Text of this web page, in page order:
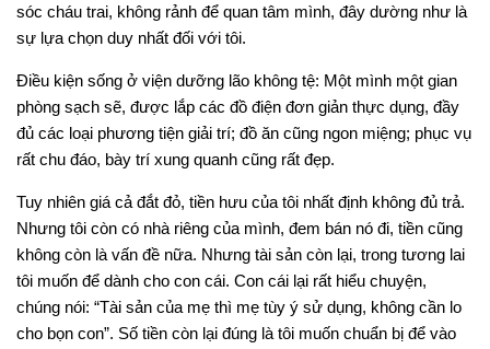
sóc cháu trai, không rảnh để quan tâm mình, đây dường như là
sự lựa chọn duy nhất đối với tôi.
Điều kiện sống ở viện dưỡng lão không tệ: Một mình một gian
phòng sạch sẽ, được lắp các đồ điện đơn giản thực dụng, đầy
đủ các loại phương tiện giải trí; đồ ăn cũng ngon miệng; phục vụ
rất chu đáo, bày trí xung quanh cũng rất đẹp.
Tuy nhiên giá cả đắt đỏ, tiền hưu của tôi nhất định không đủ trả.
Nhưng tôi còn có nhà riêng của mình, đem bán nó đi, tiền cũng
không còn là vấn đề nữa. Nhưng tài sản còn lại, trong tương lai
tôi muốn để dành cho con cái. Con cái lại rất hiểu chuyện,
chúng nói: “Tài sản của mẹ thì mẹ tùy ý sử dụng, không cần lo
cho bọn con”. Số tiền còn lại đúng là tôi muốn chuẩn bị để vào